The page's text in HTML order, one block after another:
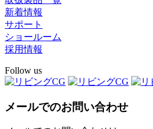
新着情報
サポート
ショールーム
採用情報
Follow us
メールでのお問い合わせ